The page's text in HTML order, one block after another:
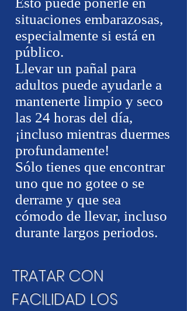
situaciones embarazosas,
especialmente si está en
público.
Llevar un pañal para
adultos puede ayudarle a
mantenerte limpio y seco
las 24 horas del día,
¡incluso mientras duermes
profundamente!
Sólo tienes que encontrar
uno que no gotee o se
derrame y que sea
cómodo de llevar, incluso
durante largos periodos.
TRATAR CON
FACILIDAD LOS